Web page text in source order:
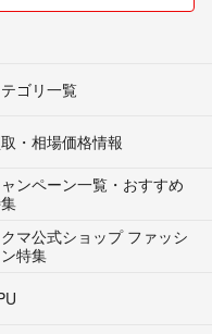
ゴリ一覧
・相場価格情報
ンペーン一覧・おすすめ
マ公式ショップ ファッシ
特集